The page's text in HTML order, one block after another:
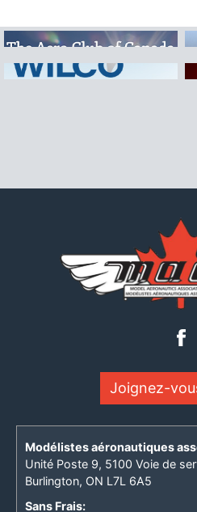
Joignez-
Modélistes aéronautiques
Unité Poste 9, 5100 Voie de
Burlington, ON L7L 6A5
Sans Frais: